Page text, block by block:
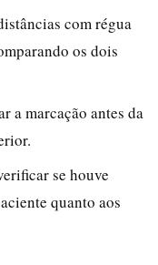
com régua
os dois
a marcação antes da
se houve
quanto aos